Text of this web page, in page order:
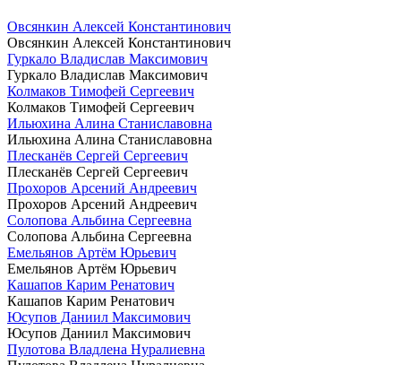
Овсянкин Алексей Константинович
Овсянкин Алексей Константинович
Гуркало Владислав Максимович
Гуркало Владислав Максимович
Колмаков Тимофей Сергеевич
Колмаков Тимофей Сергеевич
Ильюхина Алина Станиславовна
Ильюхина Алина Станиславовна
Плесканёв Сергей Сергеевич
Плесканёв Сергей Сергеевич
Прохоров Арсений Андреевич
Прохоров Арсений Андреевич
Солопова Альбина Сергеевна
Солопова Альбина Сергеевна
Емельянов Артём Юрьевич
Емельянов Артём Юрьевич
Кашапов Карим Ренатович
Кашапов Карим Ренатович
Юсупов Даниил Максимович
Юсупов Даниил Максимович
Пулотова Владлена Нуралиевна